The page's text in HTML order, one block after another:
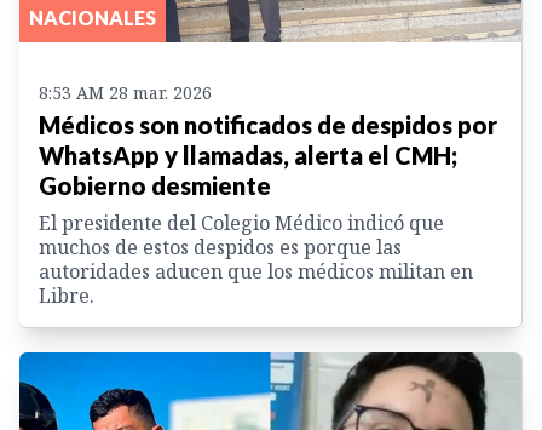
NACIONALES
8:53 AM 28 mar. 2026
Médicos son notificados de despidos por
WhatsApp y llamadas, alerta el CMH;
Gobierno desmiente
El presidente del Colegio Médico indicó que
muchos de estos despidos es porque las
autoridades aducen que los médicos militan en
Libre.